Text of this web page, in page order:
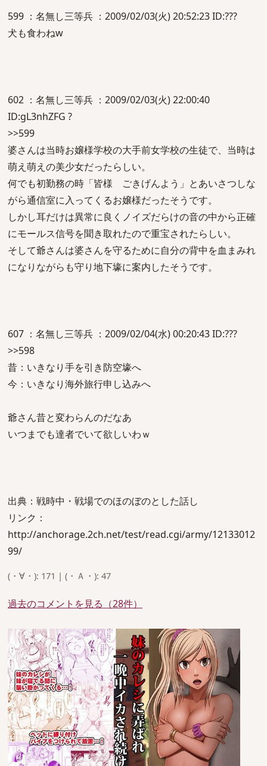
599 ：名無し三等兵 ：2009/02/03(火) 20:52:23 ID:???
犬も食わねw
602 ：名無し三等兵 ：2009/02/03(火) 22:00:40
ID:gL3nhZFG ?
>>599
婆さんは当時お嬢様学校の大手前女学校の生徒で、当時は
萌え萌えの美少女だったらしい。
何でも初勤務の時「皆様 ごきげんよう」とあいさつしな
がら通信室に入ってくるお嬢様だったそうです。
しかし耳だけは異常に良くノイズだらけの音の中から正確
にモールス信号を聞き取れたので重宝されたらしい。
そして爺さんは婆さんを守るために自分の背中を血まみれ
になりながらも守り地下壕に案内したそうです。
607 ：名無し三等兵 ：2009/02/04(水) 00:20:43 ID:???
>>598
昔：いきなり手を引き防空壕へ
今：いきなり海外旅行申し込みへ
爺さん昔と変わらんのだなあ
いつまでも達者でいて欲しいわｗ
出典：戦時中・戦場でのほのぼのとした話し
リンク：
http://anchorage.2ch.net/test/read.cgi/army/12133012
99/
(・∀・): 171 | (・Ａ・): 47
過去のコメントを見る（28件）